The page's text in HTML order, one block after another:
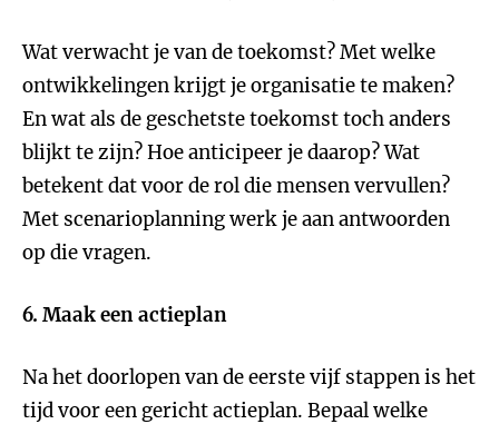
Wat verwacht je van de toekomst? Met welke
ontwikkelingen krijgt je organisatie te maken?
En wat als de geschetste toekomst toch anders
blijkt te zijn? Hoe anticipeer je daarop? Wat
betekent dat voor de rol die mensen vervullen?
Met scenarioplanning werk je aan antwoorden
op die vragen.
6. Maak een actieplan
Na het doorlopen van de eerste vijf stappen is het
tijd voor een gericht actieplan. Bepaal welke